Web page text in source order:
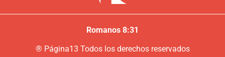
Romanos 8:31
® Página13 Todos los derechos reservados